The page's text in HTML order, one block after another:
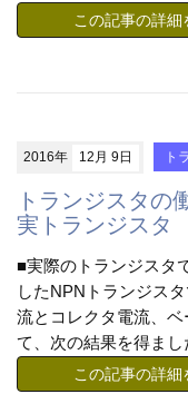
この記事の詳細
2016年 12月 9日 ト
トランジスタの
実トランジスタ
■実際のトランジスタ
したNPNトランジス
流とコレクタ電流、
て、次の結果を得まし
この記事の詳細